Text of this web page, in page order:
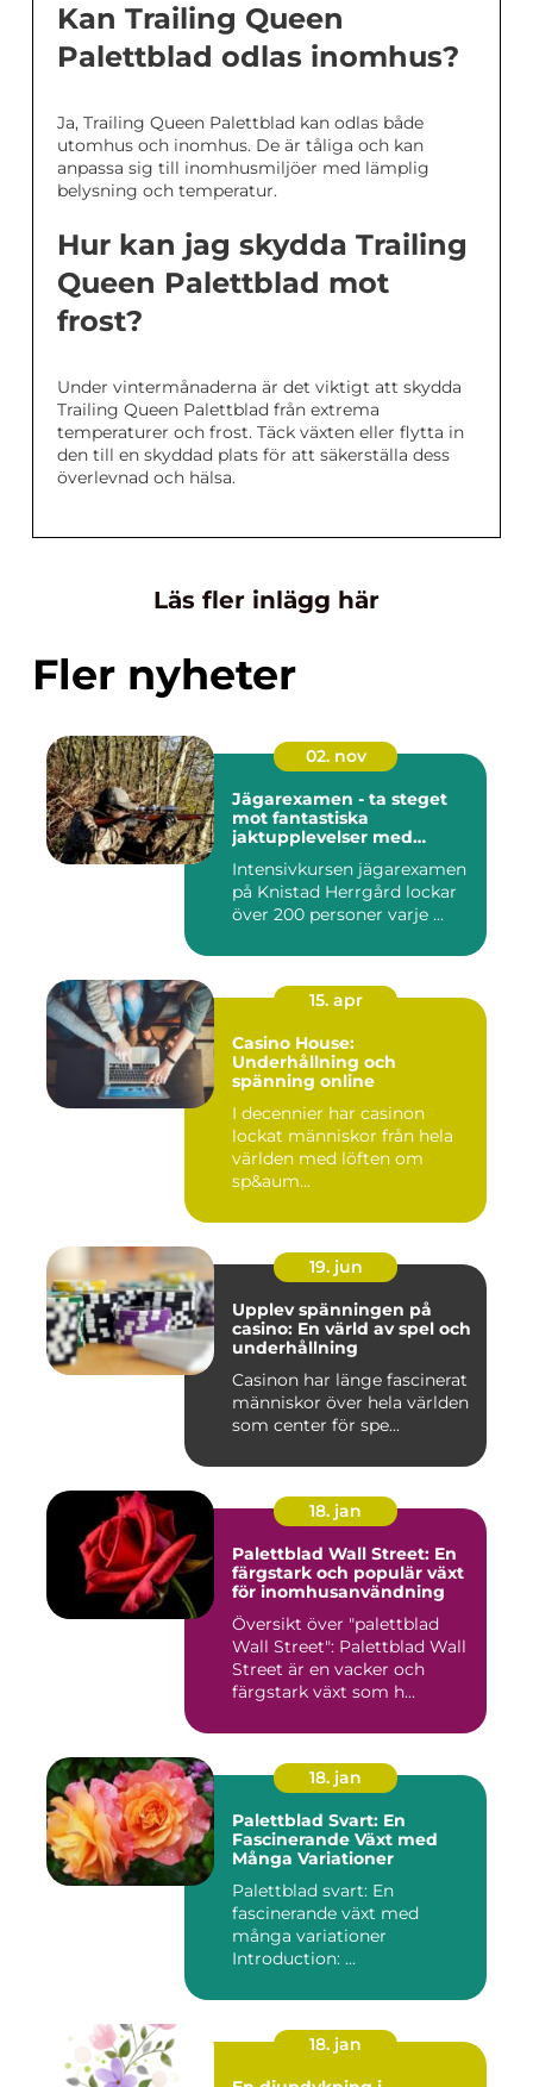
Kan Trailing Queen
Palettblad odlas inomhus?
Ja, Trailing Queen Palettblad kan odlas både
utomhus och inomhus. De är tåliga och kan
anpassa sig till inomhusmiljöer med lämplig
belysning och temperatur.
Hur kan jag skydda Trailing
Queen Palettblad mot
frost?
Under vintermånaderna är det viktigt att skydda
Trailing Queen Palettblad från extrema
temperaturer och frost. Täck växten eller flytta in
den till en skyddad plats för att säkerställa dess
överlevnad och hälsa.
Läs fler inlägg här
Fler nyheter
02. nov
Jägarexamen - ta steget
mot fantastiska
jaktupplevelser med
Intensivkursen jägarexamen
på Knistad Herrgård lockar
över 200 personer varje ...
15. apr
Casino House:
Underhållning och
spänning online
I decennier har casinon
lockat människor från hela
världen med löften om
sp&aum...
19. jun
Upplev spänningen på
casino: En värld av spel och
underhållning
Casinon har länge fascinerat
människor över hela världen
som center för spe...
18. jan
Palettblad Wall Street: En
färgstark och populär växt
för inomhusanvändning
Översikt över "palettblad
Wall Street": Palettblad Wall
Street är en vacker och
färgstark växt som h...
18. jan
Palettblad Svart: En
Fascinerande Växt med
Många Variationer
Palettblad svart: En
fascinerande växt med
många variationer
Introduction: ...
18. jan